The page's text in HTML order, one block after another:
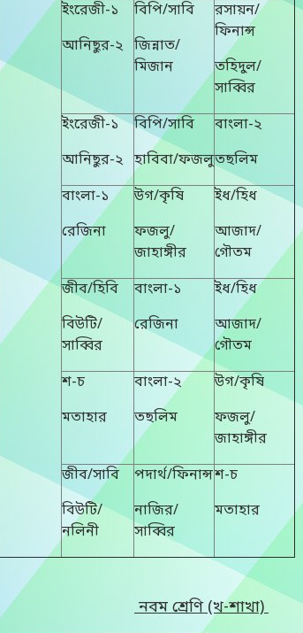
ইংরেজী-১
আনিছুর-২
বিপি/সাবি
জিন্নাত/
মিজান
রসায়ন/
ফিনান্স
তহিদুল/
সাব্বির
ইংরেজী-১
আনিছুর-২
বিপি/সাবি
হাবিবা/ফজলু
বাংলা-২
তছলিম
বাংলা-১
রেজিনা
উগ/কৃষি
ফজলু/
জাহাঙ্গীর
ইধ/হিধ
আজাদ/
গৌতম
জীব/হিবি
বিউটি/
সাব্বির
বাংলা-১
রেজিনা
ইধ/হিধ
আজাদ/
গৌতম
শ-চ
মতাহার
বাংলা-২
তছলিম
উগ/কৃষি
ফজলু/
জাহাঙ্গীর
জীব/সাবি
বিউটি/
নলিনী
পদার্থ/ফিনান্স
নাজির/
সাব্বির
শ-চ
মতাহার
নবম শ্রেণি (খ-শাখা)